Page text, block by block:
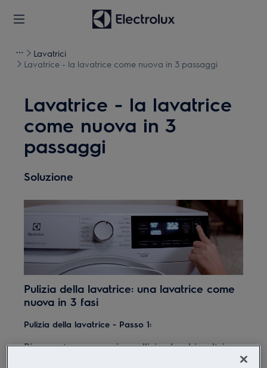
Lavatrici
Lavatrice - la lavatrice come nuova in 3 passaggi
Lavatrice - la lavatrice
come nuova in 3
passaggi
Soluzione
Pulizia della lavatrice: una lavatrice come
nuova in 3 fasi
Pulizia della lavatrice - Passo 1:
Rimuovete con cura i capelli, i pelucchi e altri